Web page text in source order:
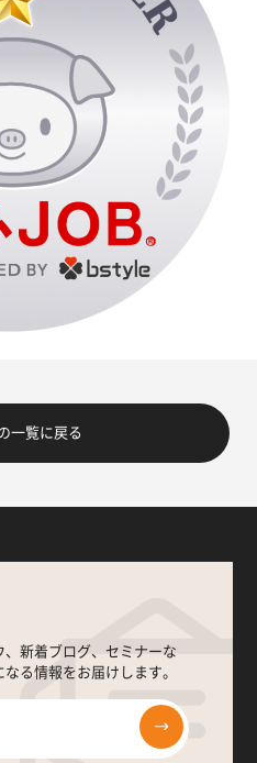
一覧に戻る
新着ブログ、セミナーな
る情報をお届けします。